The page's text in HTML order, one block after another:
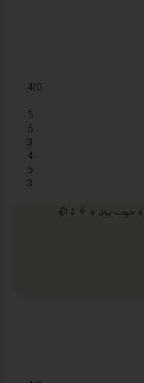
4/0
5
5
3
4
5
3
خوب بود ه ⚘🌷🥀